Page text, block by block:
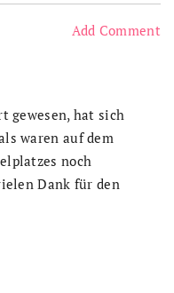
Add Comment
gewesen, hat sich
waren auf dem
noch
Dank für den